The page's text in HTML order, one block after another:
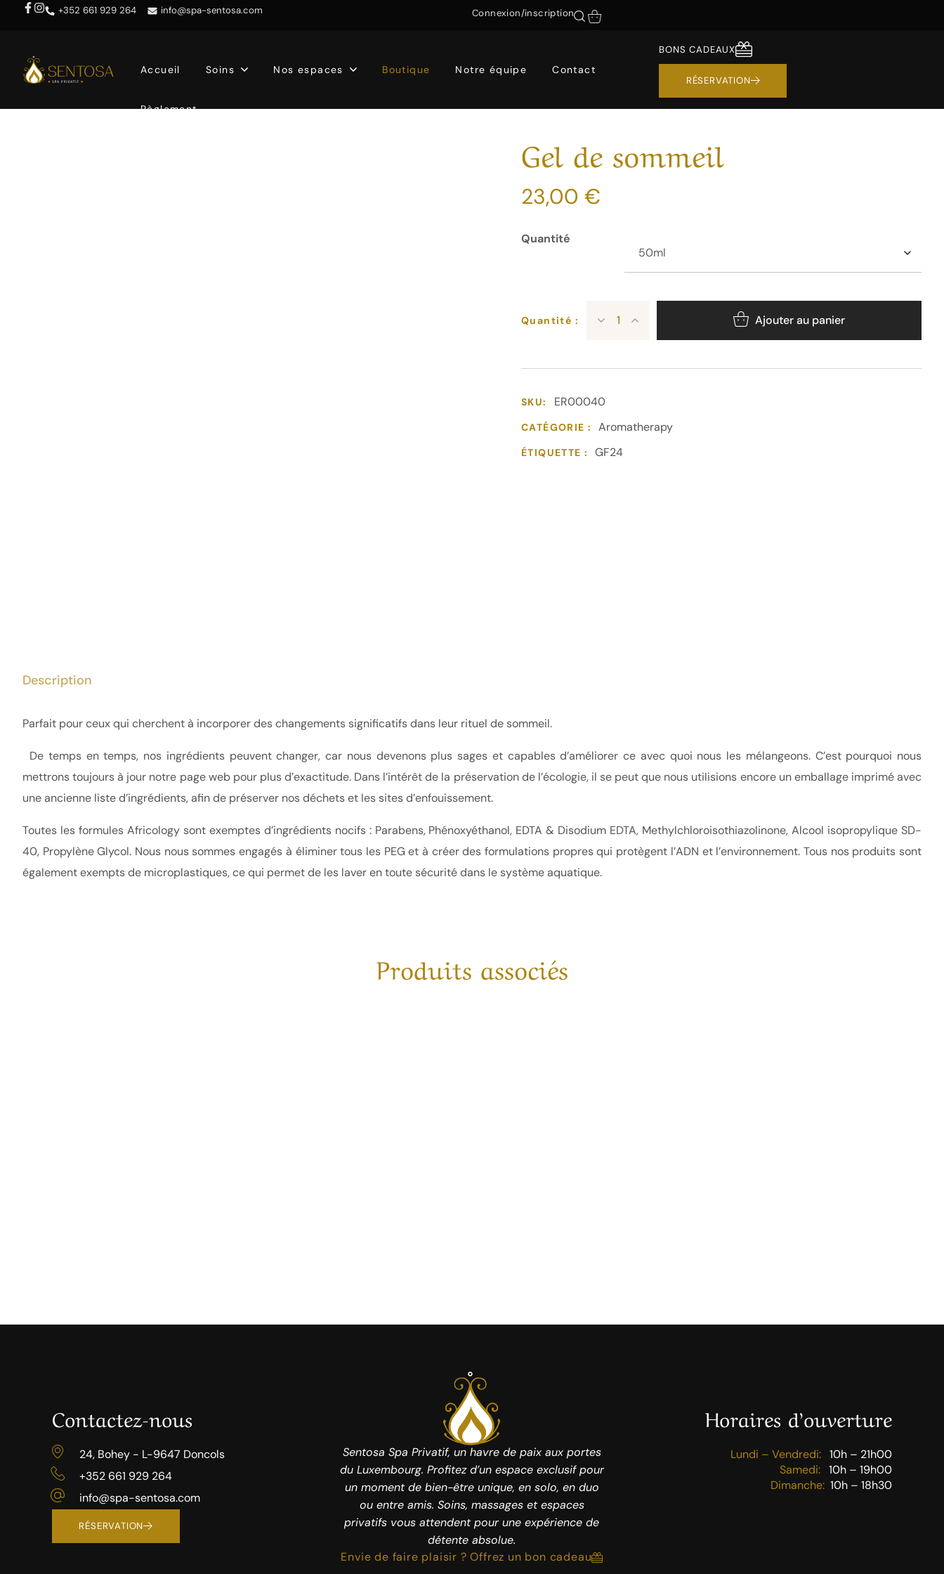
+352 661 929 264 info@spa-sentosa.com Connexion/inscription
Accueil Soins Nos espaces Boutique Notre équipe Contact
Règlement
BONS CADEAUX
RÉSERVATION
Gel de sommeil
23,00 €
Quantité
Quantité : Ajouter au panier
SKU: ER00040
CATÉGORIE : Aromatherapy
ÉTIQUETTE : GF24
Description
Parfait pour ceux qui cherchent à incorporer des changements significatifs dans leur rituel de sommeil.
De temps en temps, nos ingrédients peuvent changer, car nous devenons plus sages et capables d’améliorer ce avec quoi nous les mélangeons. C’est pourquoi nous
mettrons toujours à jour notre page web pour plus d’exactitude. Dans l’intérêt de la préservation de l’écologie, il se peut que nous utilisions encore un emballage imprimé avec
une ancienne liste d’ingrédients, afin de préserver nos déchets et les sites d’enfouissement.
Toutes les formules Africology sont exemptes d’ingrédients nocifs : Parabens, Phénoxyéthanol, EDTA & Disodium EDTA, Methylchloroisothiazolinone, Alcool isopropylique SD-
40, Propylène Glycol. Nous nous sommes engagés à éliminer tous les PEG et à créer des formulations propres qui protègent l’ADN et l’environnement. Tous nos produits sont
également exempts de microplastiques, ce qui permet de les laver en toute sécurité dans le système aquatique.
Produits associés
Contactez-nous
24, Bohey - L-9647 Doncols
+352 661 929 264
info@spa-sentosa.com
RÉSERVATION
Sentosa Spa Privatif, un havre de paix aux portes
du Luxembourg. Profitez d’un espace exclusif pour
un moment de bien-être unique, en solo, en duo
ou entre amis. Soins, massages et espaces
privatifs vous attendent pour une expérience de
détente absolue.
Envie de faire plaisir ? Offrez un bon cadeau
Horaires d’ouverture
Lundi – Vendredi:10h – 21h00
Samedi:10h – 19h00
Dimanche:10h – 18h30